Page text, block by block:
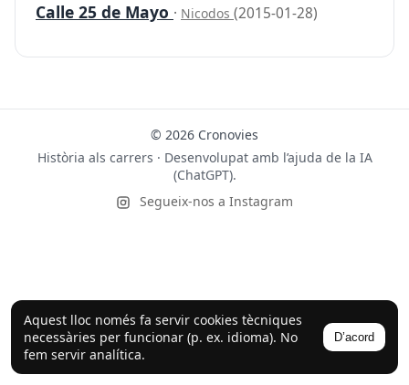
Aquest lloc només fa servir cookies tècniques
necessàries per funcionar (p. ex. idioma). No
fem servir analítica.
D’acord
Calle 25 de Mayo · Nicodos (2015-01-28)
© 2026 Cronovies
Història als carrers · Desenvolupat amb l’ajuda de la IA
(ChatGPT).
Segueix-nos a Instagram